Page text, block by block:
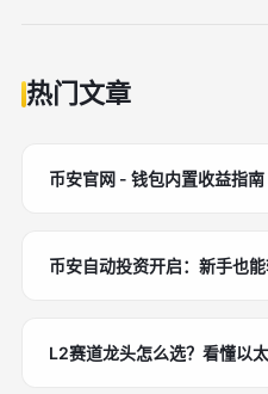
热门文章
币安官网 - 钱包内置收益指
币安自动投资开启：新手也
L2赛道龙头怎么选？看懂以